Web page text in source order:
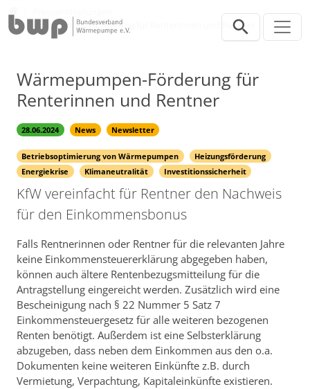
Wärmepumpen-Förderung für Renterinnen und Rentner
Wärmepumpen-Förderung für
Renterinnen und Rentner
28.06.2024 News Newsletter
Betriebsoptimierung von Wärmepumpen
Heizungsförderung
Energiekrise
Klimaneutralität Investitionssicherheit
KfW vereinfacht für Rentner den Nachweis
für den Einkommensbonus
Falls Rentnerinnen oder Rentner für die relevanten Jahre
keine Einkommensteuererklärung abgegeben haben,
können auch ältere Rentenbezugsmitteilung für die
Antragstellung eingereicht werden. Zusätzlich wird eine
Bescheinigung nach § 22 Nummer 5 Satz 7
Einkommensteuergesetz für alle weiteren bezogenen
Renten benötigt. Außerdem ist eine Selbsterklärung
abzugeben, dass neben dem Einkommen aus den o.a.
Dokumenten keine weiteren Einkünfte z.B. durch
Vermietung, Verpachtung, Kapitaleinkünfte existieren.